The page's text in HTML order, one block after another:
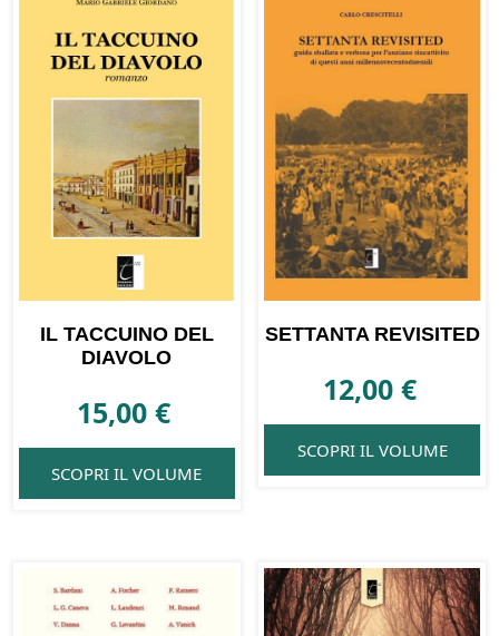
IL TACCUINO DEL
DIAVOLO
15,00€
SCOPRI IL VOLUME
SETTANTA REVISITED
12,00 €
SCOPRI IL VOLUME